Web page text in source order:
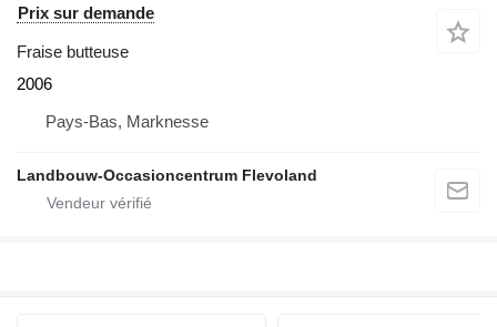
Prix sur demande
Fraise butteuse
2006
Pays-Bas, Marknesse
Landbouw-Occasioncentrum Flevoland